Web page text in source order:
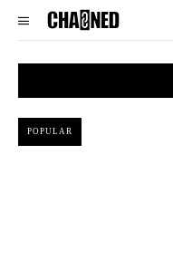
POPULAR